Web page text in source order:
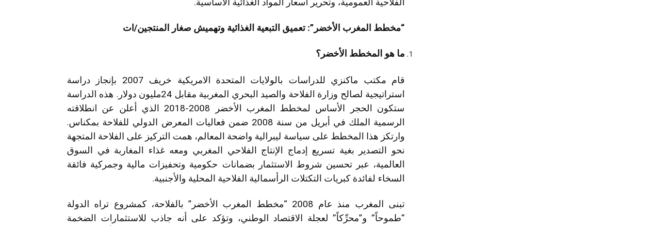
“مخطط المغرب الأخضر”: تعميق التبعية الغذائية وتهميش صغار المنتجين/ات
ما هو المخطط الأخضر؟
قام مكتب ماكنزي للدراسات بالولايات المتحدة الامريكية خريف 2007 بإنجاز دراسة
استراتيجية لصالح وزارة الفلاحة والصيد البحري المغربية مقابل 24مليون دولار. هذه الدراسة
ستكون الحجر الأساس لمخطط المغرب الأخضر 2008-2018 الذي أعلن عن انطلاقته
الرسمية الملك في أبريل من سنة 2008 ضمن فعاليات المعرض الدولي للفلاحة بمكناس.
وارتكز هذا المخطط على سياسة ليبرالية واضحة المعالم، همت التركيز على الفلاحة المتجهة
نحو التصدير بغية تسريع إدماج الإنتاج الفلاحي المغربي ومعه غذاء المغاربة في السوق
العالمية، عبر تحسين شروط الاستثمار بضمانات حكومية وتحفيزات مالية وجمركية فائقة
السخاء لفائدة كبريات التكتلات الرأسمالية الفلاحية المحلية والأجنبية.
تبنى المغرب منذ عام 2008 “مخطط المغرب الأخضر” بالفلاحة، كمشروع تراه الدولة
“طموحاً” و”محرِّكاً” لعجلة الاقتصاد الوطني، وتؤكد على أنه جاذب للاستثمارات الضخمة